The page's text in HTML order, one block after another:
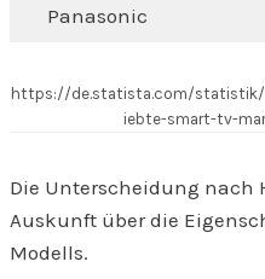
Panasonic
https://de.statista.com/
iebte-smart-tv-
Die Unterscheidung nach
Auskunft über die
Modells.